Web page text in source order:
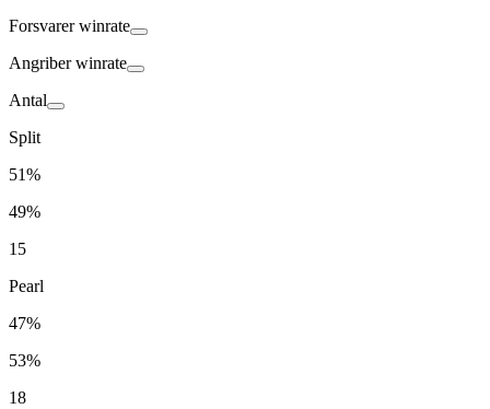
Forsvarerwinrate
Angriberwinrate
Antal
Split
51%
49%
15
Pearl
47%
53%
18